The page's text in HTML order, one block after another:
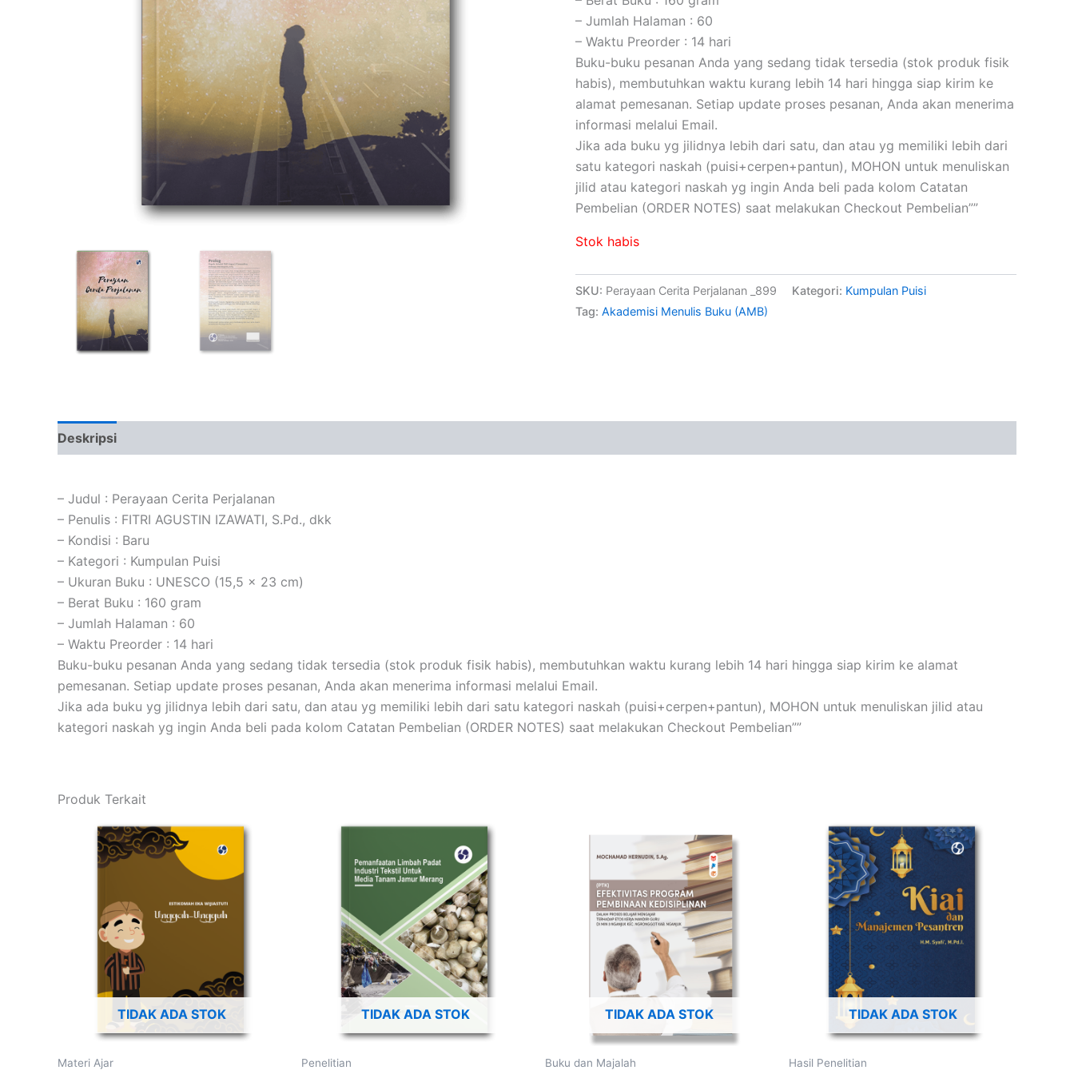
– Jumlah Halaman : 60
– Waktu Preorder : 14 hari
Buku-buku pesanan Anda yang sedang tidak tersedia (stok produk fisik
habis), membutuhkan waktu kurang lebih 14 hari hingga siap kirim ke
alamat pemesanan. Setiap update proses pesanan, Anda akan menerima
informasi melalui Email.
Jika ada buku yg jilidnya lebih dari satu, dan atau yg memiliki lebih dari
satu kategori naskah (puisi+cerpen+pantun), MOHON untuk menuliskan
jilid atau kategori naskah yg ingin Anda beli pada kolom Catatan
Pembelian (ORDER NOTES) saat melakukan Checkout Pembelian””
Stok habis
SKU: Perayaan Cerita Perjalanan _899 Kategori: Kumpulan Puisi
Tag: Akademisi Menulis Buku (AMB)
Deskripsi
– Judul : Perayaan Cerita Perjalanan
– Penulis : FITRI AGUSTIN IZAWATI, S.Pd., dkk
– Kondisi : Baru
– Kategori : Kumpulan Puisi
– Ukuran Buku : UNESCO (15,5 x 23 cm)
– Berat Buku : 160 gram
– Jumlah Halaman : 60
– Waktu Preorder : 14 hari
Buku-buku pesanan Anda yang sedang tidak tersedia (stok produk fisik habis), membutuhkan waktu kurang lebih 14 hari hingga siap kirim ke alamat
pemesanan. Setiap update proses pesanan, Anda akan menerima informasi melalui Email.
Jika ada buku yg jilidnya lebih dari satu, dan atau yg memiliki lebih dari satu kategori naskah (puisi+cerpen+pantun), MOHON untuk menuliskan jilid atau
kategori naskah yg ingin Anda beli pada kolom Catatan Pembelian (ORDER NOTES) saat melakukan Checkout Pembelian””
Produk Terkait
TIDAK ADA STOK
Materi Ajar
TIDAK ADA STOK
Penelitian
TIDAK ADA STOK
Buku dan Majalah
TIDAK ADA STOK
Hasil Penelitian